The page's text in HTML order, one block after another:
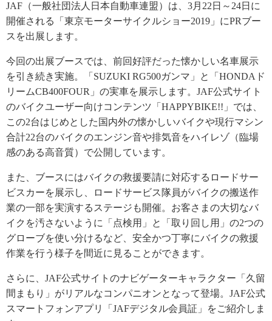
JAF（一般社団法人日本自動車連盟）は、3月22日～24日に
開催される「東京モーターサイクルショー2019」にPRブー
スを出展します。
今回の出展ブースでは、前回好評だった懐かしい名車展示
を引き続き実施。「SUZUKI RG500ガンマ」と「HONDAド
リームCB400FOUR」の実車を展示します。JAF公式サイト
のバイクユーザー向けコンテンツ「HAPPYBIKE!!」では、
この2台はじめとした国内外の懐かしいバイクや現行マシン
合計22台のバイクのエンジン音や排気音をハイレゾ（臨場
感のある高音質）で公開しています。
また、ブースにはバイクの救援要請に対応するロードサー
ビスカーを展示し、ロードサービス隊員がバイクの搬送作
業の一部を実演するステージも開催。お客さまの大切なバ
イクを汚さないように「点検用」と「取り回し用」の2つの
グローブを使い分けるなど、安全かつ丁寧にバイクの救援
作業を行う様子を間近に見ることができます。
さらに、JAF公式サイトのナビゲーターキャラクター「久留
間まもり」がリアルなコンパニオンとなって登場。JAF公式
スマートフォンアプリ「JAFデジタル会員証」をご紹介しま